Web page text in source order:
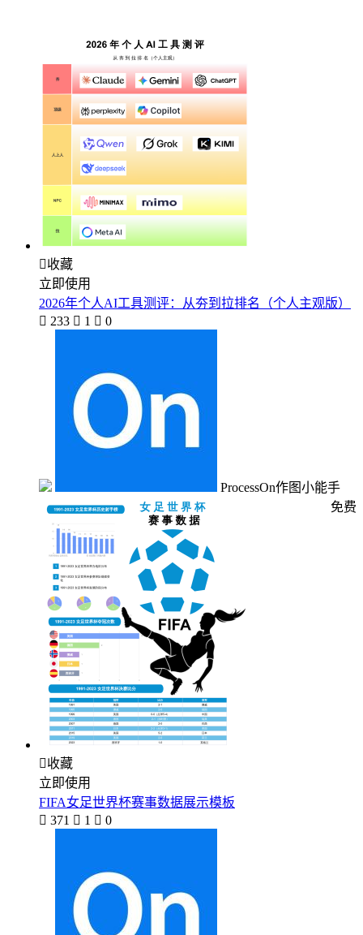
收藏
立即使用
2026年个人AI工具测评：从夯到拉排名（个人主观版）
 233  1  0
ProcessOn作图小能手
免费
收藏
立即使用
FIFA女足世界杯赛事数据展示模板
 371  1  0